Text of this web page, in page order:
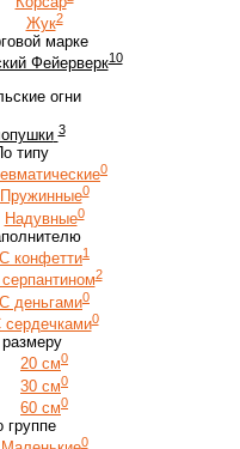
Жук2
марке
Фейерверк10
огни
3
типу
0
Пружинные0
Надувные0
С конфетти1
2
С деньгами0
сердечками0
20 см0
30 см0
60 см0
группе
0